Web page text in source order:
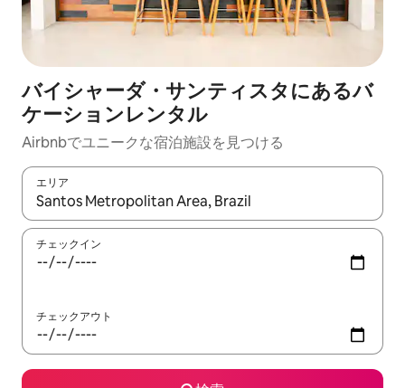
バイシャーダ・サンティスタにあるバ
ケーションレンタル
Airbnbでユニークな宿泊施設を見つける
エリア
検索結果が表示されたら、上下の矢印キーを使って移動するか
チェックイン
チェックアウト